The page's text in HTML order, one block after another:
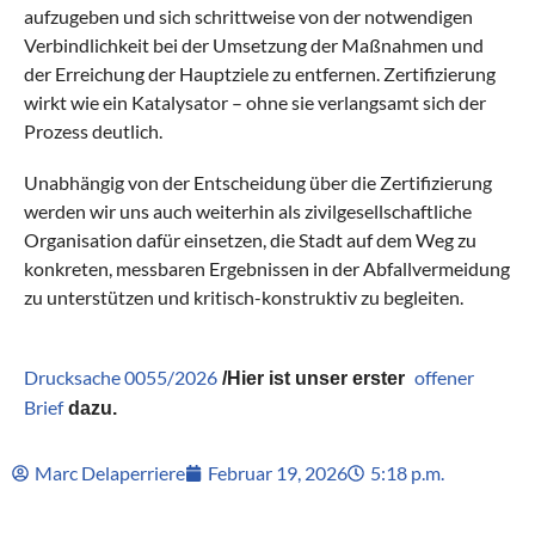
aufzugeben und sich schrittweise von der notwendigen
Verbindlichkeit bei der Umsetzung der Maßnahmen und
der Erreichung der Hauptziele zu entfernen. Zertifizierung
wirkt wie ein Katalysator – ohne sie verlangsamt sich der
Prozess deutlich.
Unabhängig von der Entscheidung über die Zertifizierung
werden wir uns auch weiterhin als zivilgesellschaftliche
Organisation dafür einsetzen, die Stadt auf dem Weg zu
konkreten, messbaren Ergebnissen in der Abfallvermeidung
zu unterstützen und kritisch-konstruktiv zu begleiten.
Drucksache 0055/2026 /Hier ist unser erster offener
Briefdazu.
Marc Delaperriere Februar 19, 2026 5:18 p.m.